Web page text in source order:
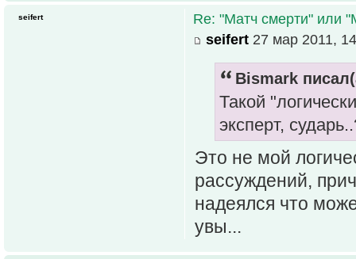
Re: "Матч смерти" или
seifert 27 мар 2011,
Bismark
Такой
эксперт,
Это не мой
рассуждений,
надеялся что
увы...
seifert